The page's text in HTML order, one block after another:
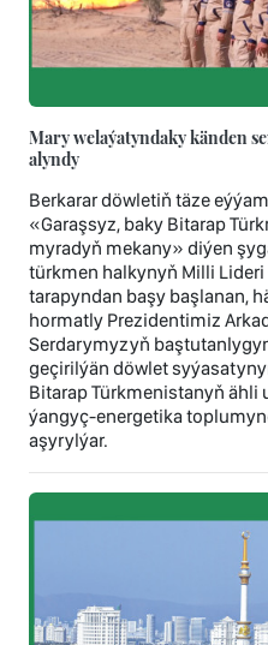
Mary welaýatyndaky känden
alyndy
Berkarar döwletiň täze
«Garaşsyz, baky Bitarap
myradyň mekany» diýen
türkmen halkynyň Milli
tarapyndan başy başlanan,
hormatly Prezidentimiz
Serdarymyzyň
geçirilýän döwlet
Bitarap Türkmenistanyň ähli
ýangyç-energetika
aşyrylýar.